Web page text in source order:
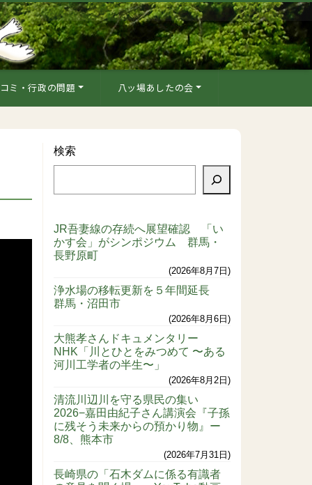
ミ・行政の問題 八ッ場あしたの会
検索
JR吾妻線の存続へ展望確認 「い
かす会」がシンポジウム 群馬・
長野原町
2026年8月7日
浄水場の移転更新を５年間延長
群馬・沼田市
2026年8月6日
大熊孝さんドキュメンタリー
NHK「川とひとをみつめて 〜ある
河川工学者の半生〜」
2026年8月2日
清流川辺川を守る県民の集い
2026−嘉田由紀子さん講演会『子孫
に残そう未来からの預かり物』ー
8/8、熊本市
2026年7月31日
長崎県の「石木ダムに係る有識者